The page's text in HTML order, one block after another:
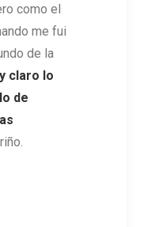
como el
me fui
de la
claro lo
de